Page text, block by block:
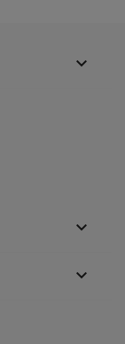


